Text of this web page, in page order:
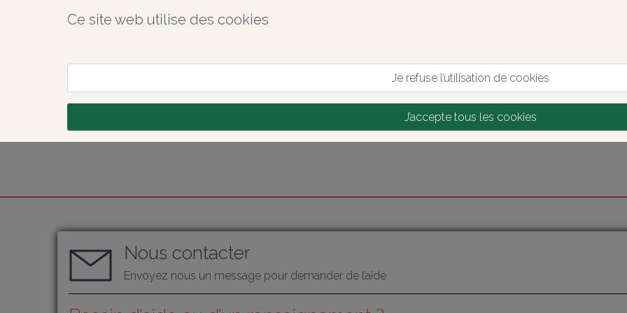
Ce site web utilise des cookies
Je refuse l’utilisation de cookies
J’accepte tous les cookies
Nous contacter
Envoyez nous un message pour demander de l’aide